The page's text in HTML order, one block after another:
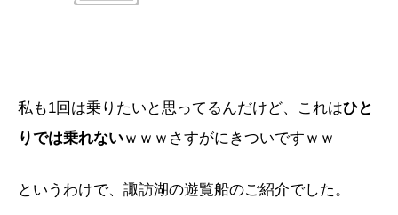
私も1回は乗りたいと思ってるんだけど、これはひと
りでは乗れないｗｗｗさすがにきついですｗｗ
というわけで、諏訪湖の遊覧船のご紹介でした。